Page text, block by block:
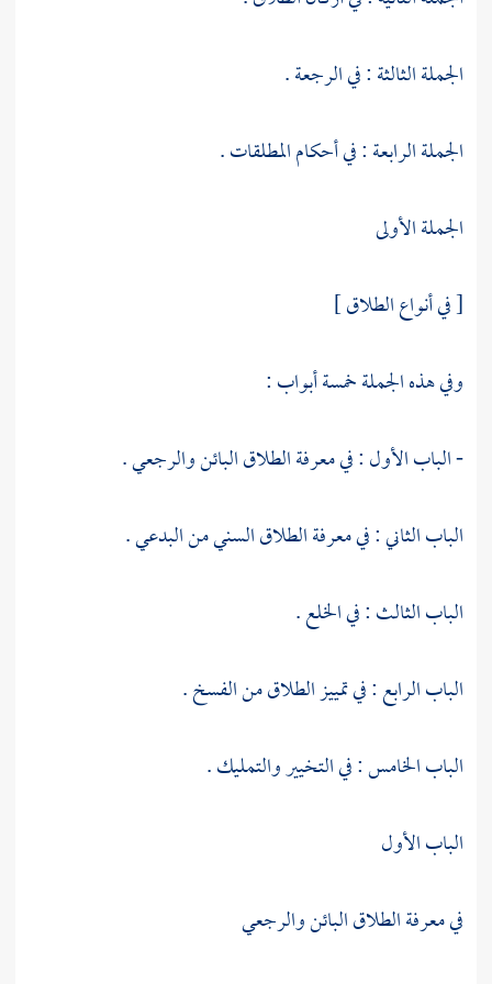
الجملة الثالثة : في الرجعة .
الجملة الرابعة : في أحكام المطلقات .
الجملة الأولى
[ في أنواع الطلاق ]
وفي هذه الجملة خمسة أبواب :
- الباب الأول : في معرفة الطلاق البائن والرجعي .
الباب الثاني : في معرفة الطلاق السني من البدعي .
الباب الثالث : في الخلع .
الباب الرابع : في تمييز الطلاق من الفسخ .
الباب الخامس : في التخيير والتمليك .
الباب الأول
في معرفة الطلاق البائن والرجعي